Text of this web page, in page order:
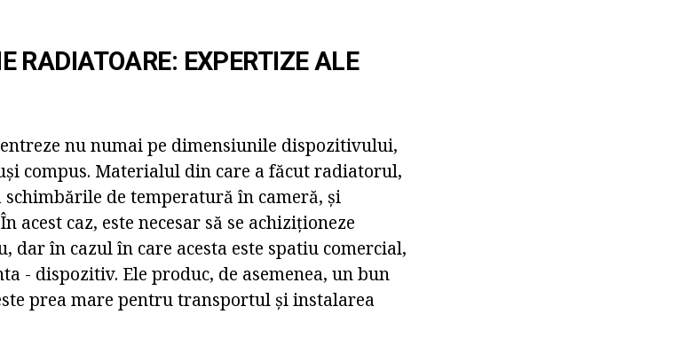
RADIATOARE: EXPERTIZE ALE
nu numai pe dimensiunile dispozitivului,
compus. Materialul din care a făcut radiatorul,
de temperatură în cameră, și
acest caz, este necesar să se achiziționeze
în cazul în care acesta este spatiu comercial,
- dispozitiv. Ele produc, de asemenea, un bun
prea mare pentru transportul și instalarea